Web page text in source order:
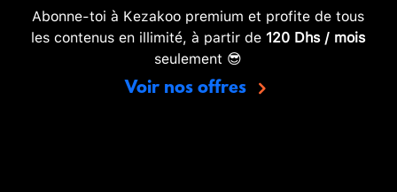
Abonne-toi à Kezakoo premium et profite de tous
les contenus en illimité, à partir de 120 Dhs / mois
seulement 😎
Voir nos offres